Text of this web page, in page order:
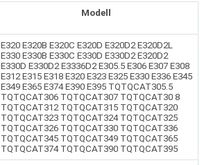
Modell
E320 E320B E320C E320D E320D2 E320D2L
E330 E330B E330C E330D E330D2 E320D2
E330D E330D2 E3336D2 E305.5 E306 E307 E308
E312 E315 E318 E320 E323 E325 E330 E336 E345
E349 E365 E374 E390 E395 TQTQCAT305.5
TQTQCAT306 TQTQCAT307 TQTQCAT30 8
TQTQCAT312 TQTQCAT315 TQTQCAT320
TQTQCAT323 TQTQCAT324 TQTQCAT325
TQTQCAT326 TQTQCAT330 TQTQCAT336
TQTQCAT345 TQTQCAT349 TQTQCAT365
TQTQCAT374 TQTQCAT390 TQTQCAT395